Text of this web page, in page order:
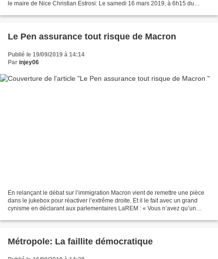
le maire de Nice Christian Estrosi: Le samedi 16 mars 2019, à 6h15 du
Le Pen assurance tout risque de Macron
Publié le 19/09/2019 à 14:14
Par injey06
En relançant le débat sur l’immigration Macron vient de remettre une pièce
dans le jukebox pour réactiver l’extrême droite. Et il le fait avec un grand
cynisme en déclarant aux parlementaires LaREM : « Vous n’avez qu’un
Métropole: La faillite démocratique